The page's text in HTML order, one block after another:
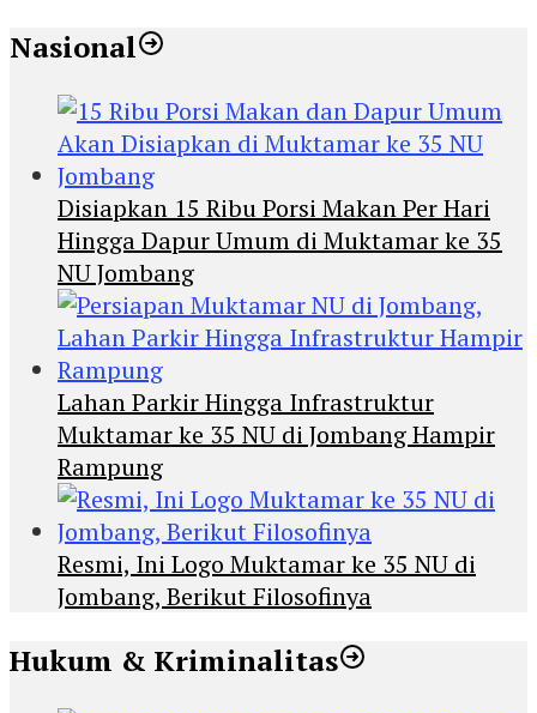
Nasional
Disiapkan 15 Ribu Porsi Makan Per Hari
Hingga Dapur Umum di Muktamar ke 35
NU Jombang
Lahan Parkir Hingga Infrastruktur
Muktamar ke 35 NU di Jombang Hampir
Rampung
Resmi, Ini Logo Muktamar ke 35 NU di
Jombang, Berikut Filosofinya
Hukum & Kriminalitas